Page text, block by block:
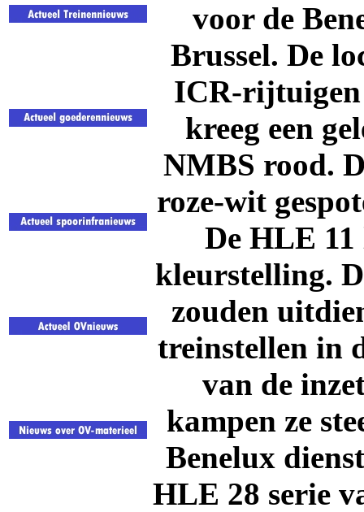
voor de
Brussel. De
ICR-rijtuigen
kreeg een
NMBS rood.
roze-wit
De HLE
kleurstelling.
zouden
treinstellen in
van de
kampen ze
Benelux
HLE 28 serie